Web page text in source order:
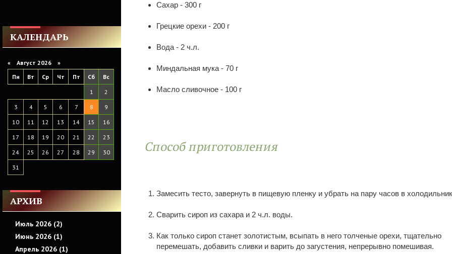
КАЛЕНДАРЬ
« Август 2026 »
Пн
Вт Ср Чт Пт Сб
Вс
1
2
3
4 5 6 7 8
9
10
11 12 13 14 15
16
17
18 19 20 21 22
23
24
25 26 27 28 29
30
31
АРХИВ
Июль 2026 (2)
Июнь 2026 (1)
Апрель 2026 (1)
Сахар - 300 г
Грецкие орехи - 200 г
Вода - 2 ч.л.
Миндальная мука - 70 г
Масло сливочное - 100 г
Способ приготовления
Замесить тесто, завернуть в пищевую пленку и убрать на пару часов в
Сварить сироп из сахара и 2 ч.л. воды.
Как только сироп станет золотистым, всыпать в него толченые орехи, тщательно
перемешать, добавить сливки и варить до загустения, непрерывно помешивая.